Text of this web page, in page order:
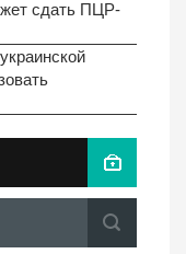
сдать ПЦР-